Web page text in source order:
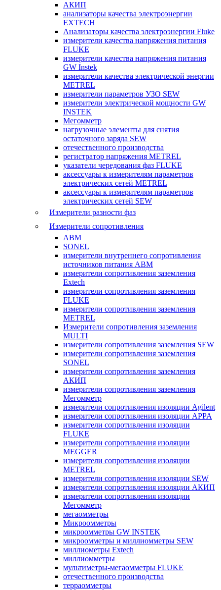
АКИП
анализаторы качества электроэнергии
EXTECH
Анализаторы качества электроэнергии Fluke
измерители качества напряжения питания
FLUKE
измерители качества напряжения питания
GW Instek
измерители качества электрической энергии
METREL
измерители параметров УЗО SEW
измерители электрической мощности GW
INSTEK
Мегомметр
нагрузочные элементы для снятия
остаточного заряда SEW
отечественного производства
регистратор напряжения METREL
указатели чередования фаз FLUKE
аксессуары к измерителям параметров
электрических сетей METREL
аксессуары к измерителям параметров
электрических сетей SEW
Измерители разности фаз
Измерители сопротивления
ABM
SONEL
измерители внутреннего сопротивления
источников питания ABM
измерители сопротивления заземления
Extech
измерители сопротивления заземления
FLUKE
измерители сопротивления заземления
METREL
Измерители сопротивления заземления
MULTI
измерители сопротивления заземления SEW
измерители сопротивления заземления
SONEL
измерители сопротивления заземления
АКИП
измерители сопротивления заземления
Мегомметр
измерители сопротивления изоляции Agilent
измерители сопротивления изоляции APPA
измерители сопротивления изоляции
FLUKE
измерители сопротивления изоляции
MEGGER
измерители сопротивления изоляции
METREL
измерители сопротивления изоляции SEW
измерители сопротивления изоляции АКИП
измерители сопротивления изоляции
Мегомметр
мегаомметры
Микроомметры
микроомметры GW INSTEK
микроомметры и миллиомметры SEW
миллиометры Extech
миллиомметры
мультиметры-мегаомметры FLUKE
отечественного производства
терраомметры